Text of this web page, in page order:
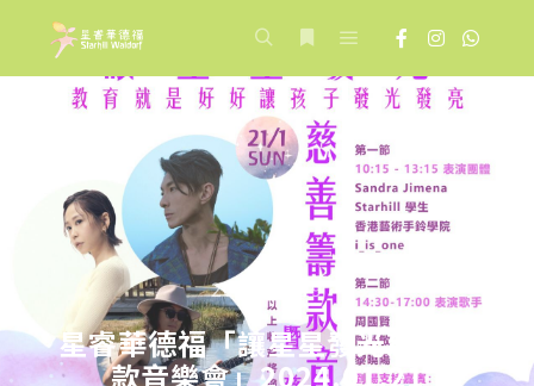
2023-12-19
星睿華德福「讓星星發光慈善籌
款音樂會」2024.01.21